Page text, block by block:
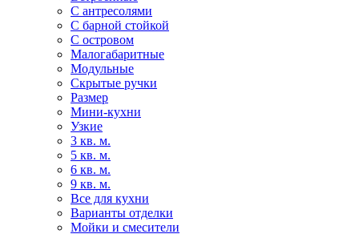
С антресолями
С барной стойкой
С островом
Малогабаритные
Модульные
Скрытые ручки
Размер
Мини-кухни
Узкие
3 кв. м.
5 кв. м.
6 кв. м.
9 кв. м.
Все для кухни
Варианты отделки
Мойки и смесители